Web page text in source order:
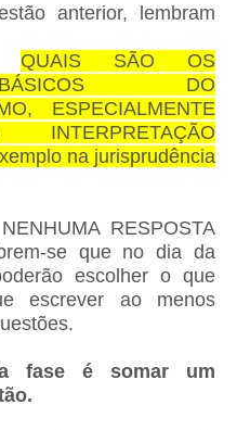
anterior, lembram
QUAIS SÃO OS
DO
ESPECIALMENTE
na jurisprudência
RESPOSTA
se que no dia da
escolher o que
escrever ao menos
fase é somar um